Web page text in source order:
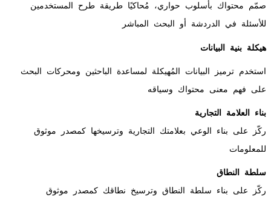
صمّم محتواك بأسلوب حواري، مُحاكيًا طريقة طرح المستخدمين
للأسئلة في الدردشة أو البحث المباشر
هيكلة بنية البيانات
استخدم ترميز البيانات المُهيكلة لمساعدة الباحثين ومحركات البحث
على فهم معنى محتواك وسياقه
بناء العلامة التجارية
ركّز على بناء الوعي بعلامتك التجارية وترسيخها كمصدر موثوق
للمعلومات
سلطة النطاق
ركّز على بناء سلطة النطاق وترسيخ نطاقك كمصدر موثوق